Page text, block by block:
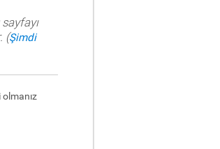
(Şimdi
olmanız